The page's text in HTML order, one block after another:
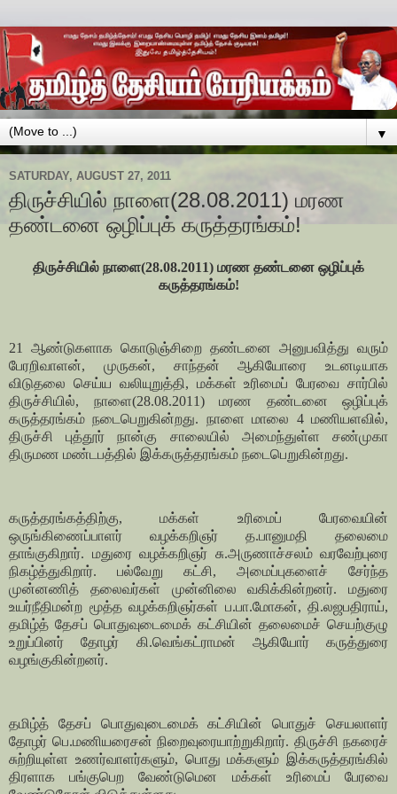
▼
SATURDAY, AUGUST 27, 2011
திருச்சியில் நாளை(28.08.2011) மரண
தண்டனை ஒழிப்புக் கருத்தரங்கம்!
திருச்சியில் நாளை(28.08.2011) மரண தண்டனை ஒழிப்புக்
கருத்தரங்கம்!
21 ஆண்டுகளாக கொடுஞ்சிறை தண்டனை அனுபவித்து வரும்
பேரறிவாளன், முருகன், சாந்தன் ஆகியோரை உடனடியாக
விடுதலை செய்ய வலியுறுத்தி, மக்கள் உரிமைப் பேரவை சார்பில்
திருச்சியில், நாளை(28.08.2011) மரண தண்டனை ஒழிப்புக்
கருத்தரங்கம் நடைபெறுகின்றது. நாளை மாலை 4 மணியளவில்,
திருச்சி புத்தூர் நான்கு சாலையில் அமைந்துள்ள சண்முகா
திருமண மண்டபத்தில் இக்கருத்தரங்கம் நடைபெறுகின்றது.
கருத்தரங்கத்திற்கு, மக்கள் உரிமைப் பேரவையின்
ஒருங்கிணைப்பாளர் வழக்கறிஞர் த.பானுமதி தலைமை
தாங்குகிறார். மதுரை வழக்கறிஞர் சு.அருணாச்சலம் வரவேற்புரை
நிகழ்த்துகிறார். பல்வேறு கட்சி, அமைப்புகளைச் சேர்ந்த
முன்னணித் தலைவர்கள் முன்னிலை வகிக்கின்றனர். மதுரை
உயர்நீதிமன்ற மூத்த வழக்கறிஞர்கள் ப.பா.மோகன், தி.லஜபதிராய்,
தமிழ்த் தேசப் பொதுவுடைமைக் கட்சியின் தலைமைச் செயற்குழு
உறுப்பினர் தோழர் கி.வெங்கட்ராமன் ஆகியோர் கருத்துரை
வழங்குகின்றனர்.
தமிழ்த் தேசப் பொதுவுடைமைக் கட்சியின் பொதுச் செயலாளர்
தோழர் பெ.மணியரைசன் நிறைவுரையாற்றுகிறார். திருச்சி நகரைச்
சுற்றியுள்ள உணர்வாளர்களும், பொது மக்களும் இக்கருத்தரங்கில்
திரளாக பங்குபெற வேண்டுமென மக்கள் உரிமைப் பேரவை